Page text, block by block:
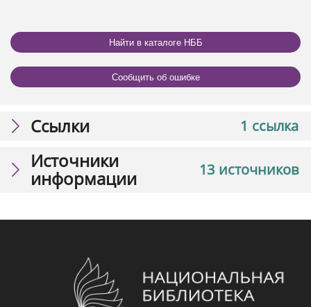
Найти в каталоге НББ
Сообщить об ошибке
1 ссылка
Ссылки
13 источников
Источники
информации